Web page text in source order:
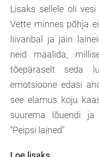
Lisaks sellele oli
Vette minnes põhja
liivaribal ja jäin
neid maalida,
tõepäraselt seda
emotsioone edasi
see elamus koju
suurema lõuendi
"Peipsi lained"